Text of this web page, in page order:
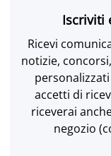
Iscriviti
Ricevi
notizie,
accetti di
riceverai
negozio